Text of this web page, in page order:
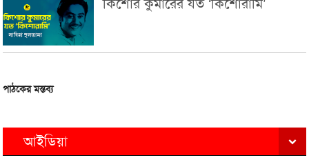
পাঠকের মন্তব্য
আইডিয়া